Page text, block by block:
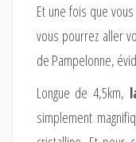
Et une fois que
vous pourrez aller
de Pampelonne,
Longue de 4,5km,
simplement